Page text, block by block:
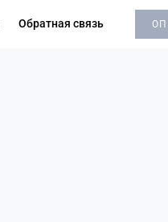
Обратная связь